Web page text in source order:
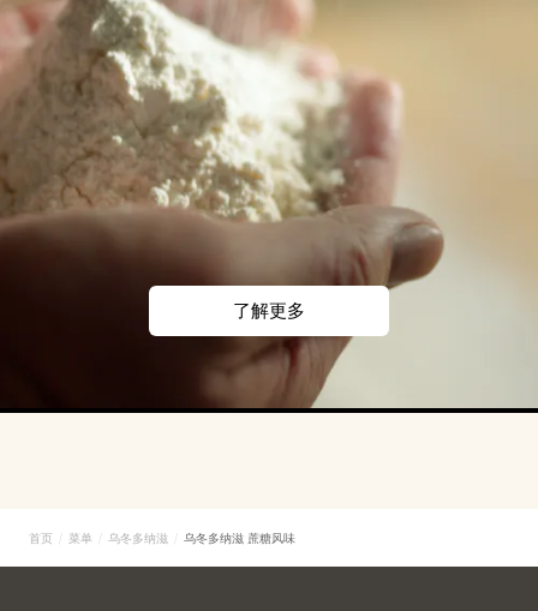
了解更多
首页 菜单 乌冬多纳滋 乌冬多纳滋 蔗糖风味